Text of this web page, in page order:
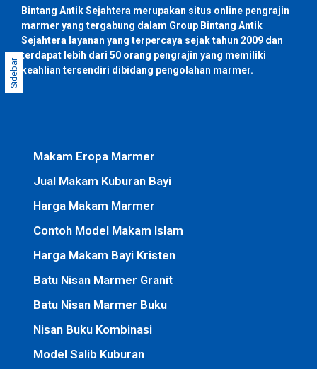
Sidebar
Bintang Antik Sejahtera merupakan situs online pengrajin
marmer yang tergabung dalam Group Bintang Antik
Sejahtera layanan yang terpercaya sejak tahun 2009 dan
terdapat lebih dari 50 orang pengrajin yang memiliki
keahlian tersendiri dibidang pengolahan marmer.
Makam Eropa Marmer
Jual Makam Kuburan Bayi
Harga Makam Marmer
Contoh Model Makam Islam
Harga Makam Bayi Kristen
Batu Nisan Marmer Granit
Batu Nisan Marmer Buku
Nisan Buku Kombinasi
Model Salib Kuburan